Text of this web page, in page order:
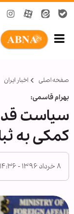
صفحه اصلی اخبار ایران
بهرام قاسمی:
سیاست
کمکی به
۸ خرداد ۱۳۹۶ - ۱۴:۳۶